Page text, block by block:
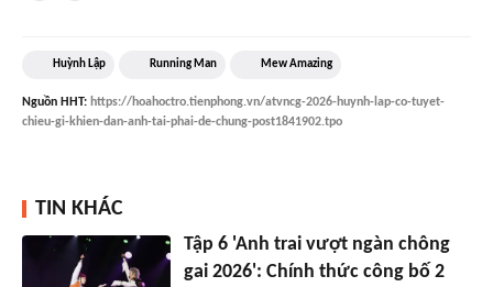
Huỳnh Lập Running Man Mew Amazing
Nguồn HHT: https://hoahoctro.tienphong.vn/atvncg-2026-huynh-lap-co-tuyet-
chieu-gi-khien-dan-anh-tai-phai-de-chung-post1841902.tpo
TIN KHÁC
Tập 6 'Anh trai vượt ngàn chông
gai 2026': Chính thức công bố 2